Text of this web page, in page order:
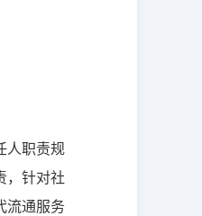
人职责规
，针对社
流通服务